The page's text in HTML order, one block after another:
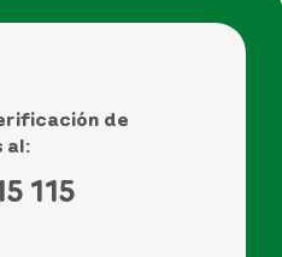
de
al:
115